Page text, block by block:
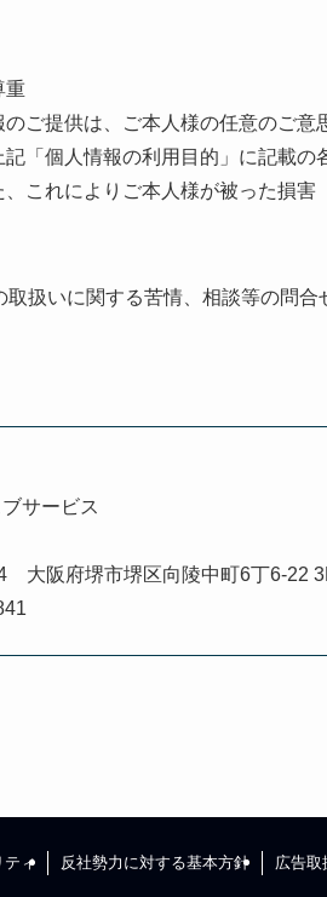
重
ご提供は、ご本人様の任意のご
「個人情報の利用目的」に記載
これによりご本人様が被った損
取扱いに関する苦情、相談等の問合
サービス
大阪府堺市堺区向陵中町6丁6-22
ティ 反社勢力に対する基本方針 広告取